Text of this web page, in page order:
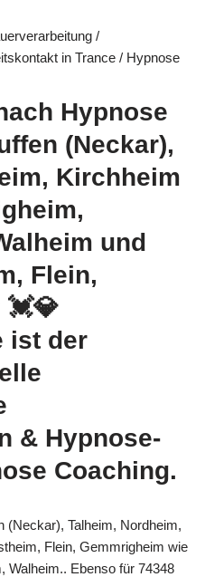
/
in Trance / Hypnose
Hypnose
(Neckar),
Kirchheim
und
Flein,
ist der
& Hypnose-
Coaching.
(Neckar), Talheim, Nordheim,
Flein, Gemmrigheim wie
Walheim.. Ebenso für 74348